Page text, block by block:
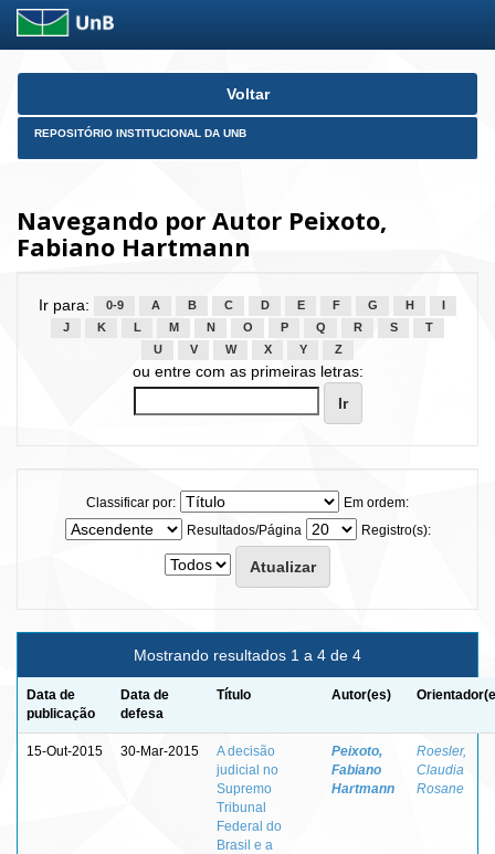
Skip
Voltar
REPOSITÓRIO INSTITUCIONAL DA UNB
Navegando por Autor Peixoto,
Fabiano Hartmann
Ir para: 0-9 A B C D E F G H
J
K L M N O P Q R S
T
U
V W X Y Z
ou entre com as primeiras letras:
Classificar por:
Em ordem:
Resultados/Página
Registro(s):
Mostrando resultados 1 a 4 de 4
Data de
publicação
Data de
defesa
Título Autor(es)
15-Out-2015 30-Mar-2015
A decisão
judicial no
Supremo
Tribunal
Federal do
Brasil e a
Peixoto,
Fabiano
Hartmann
Roesler,
Claudia
Rosane